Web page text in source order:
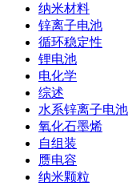
纳米材料
锌离子电池
循环稳定性
锂电池
电化学
综述
水系锌离子电池
氧化石墨烯
自组装
赝电容
纳米颗粒